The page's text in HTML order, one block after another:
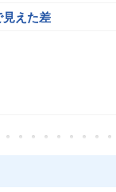
えた差